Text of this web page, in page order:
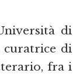
di
curatrice di
fra i